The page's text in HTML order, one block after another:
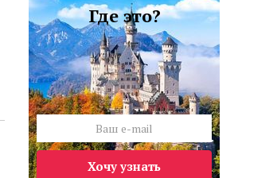
Где это?
Хочу узнать